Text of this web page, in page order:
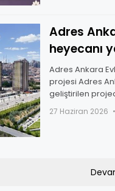
Adres Ankara
heyecanı
Adres Ankara
projesi Adres
geliştirilen
çalışmalarına
27 Haziran 2026